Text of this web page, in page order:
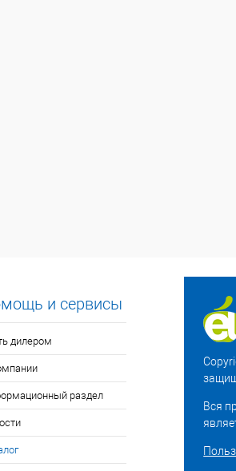
и сервисы
дилером
раздел
Вся